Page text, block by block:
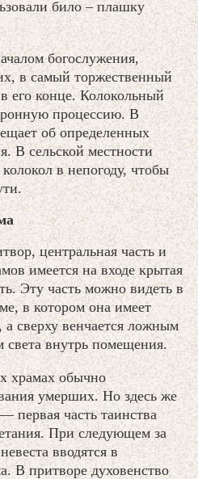
било – плашку
богослужения,
в самый торжественный
его конце. Колокольный
процессию. В
об определенных
В сельской местности
в непогоду, чтобы
центральная часть и
имеется на входе крытая
Эту часть можно видеть в
в котором она имеет
сверху венчается ложным
внутрь помещения.
храмах обычно
умерших. Но здесь же
первая часть таинства
При следующем за
вводятся в
В притворе духовенство